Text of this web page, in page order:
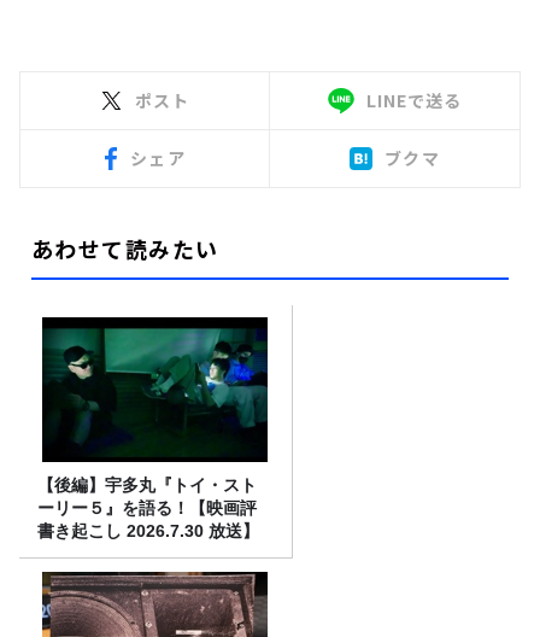
ポスト LINEで送る
シェア ブクマ
あわせて読みたい
【後編】宇多丸『トイ・スト
ーリー５』を語る！【映画評
書き起こし 2026.7.30 放送】